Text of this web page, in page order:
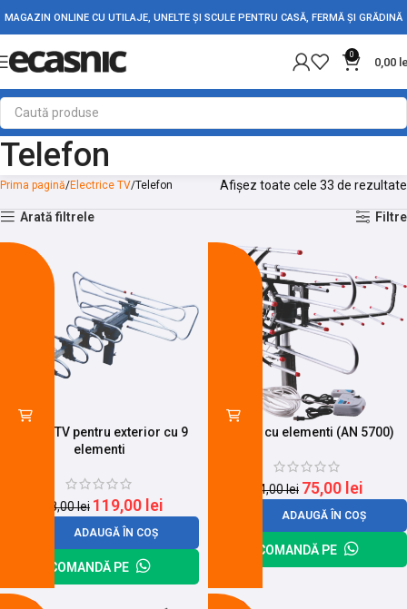
MAGAZIN ONLINE CU UTILAJE, UNELTE ȘI SCULE PENTRU CASĂ, FERMĂ ȘI GRĂDINĂ
0
0,00
Telefon
Prima pagină Electrice TV Telefon Afișez toate cele 33 de rezultate
Arată filtrele Filtre
Antena TV pentru exterior cu 9
elementi
138,00lei 119,00 lei
ADAUGĂ ÎN COȘ
COMANDĂ PE
Antena cu elementi (AN 5700)
84,00lei 75,00 lei
ADAUGĂ ÎN COȘ
COMANDĂ PE